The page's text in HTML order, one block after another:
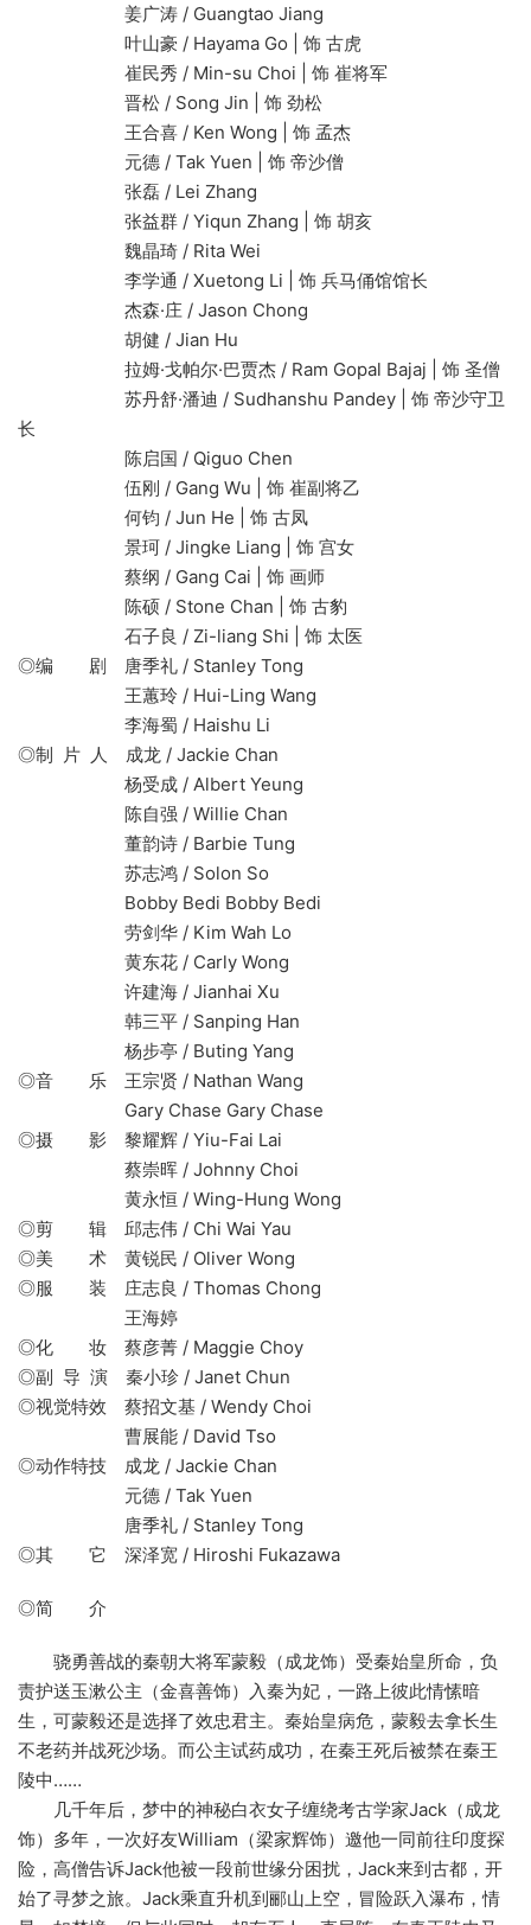
姜广涛 / Guangtao Jiang
叶山豪 / Hayama Go | 饰 古虎
崔民秀 / Min-su Choi | 饰 崔将军
晋松 / Song Jin | 饰 劲松
王合喜 / Ken Wong | 饰 孟杰
元德 / Tak Yuen | 饰 帝沙僧
张磊 / Lei Zhang
张益群 / Yiqun Zhang | 饰 胡亥
魏晶琦 / Rita Wei
李学通 / Xuetong Li | 饰 兵马俑馆馆长
杰森·庄 / Jason Chong
胡健 / Jian Hu
拉姆·戈帕尔·巴贾杰 / Ram Gopal Bajaj | 饰 圣僧
苏丹舒·潘迪 / Sudhanshu Pandey | 饰 帝沙守卫
长
陈启国 / Qiguo Chen
伍刚 / Gang Wu | 饰 崔副将乙
何钧 / Jun He | 饰 古凤
景珂 / Jingke Liang | 饰 宫女
蔡纲 / Gang Cai | 饰 画师
陈硕 / Stone Chan | 饰 古豹
石子良 / Zi-liang Shi | 饰 太医
◎编 剧 唐季礼 / Stanley Tong
王蕙玲 / Hui-Ling Wang
李海蜀 / Haishu Li
◎制 片 人 成龙 / Jackie Chan
杨受成 / Albert Yeung
陈自强 / Willie Chan
董韵诗 / Barbie Tung
苏志鸿 / Solon So
Bobby Bedi Bobby Bedi
劳剑华 / Kim Wah Lo
黄东花 / Carly Wong
许建海 / Jianhai Xu
韩三平 / Sanping Han
杨步亭 / Buting Yang
◎音 乐 王宗贤 / Nathan Wang
Gary Chase Gary Chase
◎摄 影 黎耀辉 / Yiu-Fai Lai
蔡崇晖 / Johnny Choi
黄永恒 / Wing-Hung Wong
◎剪 辑 邱志伟 / Chi Wai Yau
◎美 术 黄锐民 / Oliver Wong
◎服 装 庄志良 / Thomas Chong
王海婷
◎化 妆 蔡彦菁 / Maggie Choy
◎副 导 演 秦小珍 / Janet Chun
◎视觉特效 蔡招文基 / Wendy Choi
曹展能 / David Tso
◎动作特技 成龙 / Jackie Chan
元德 / Tak Yuen
唐季礼 / Stanley Tong
◎其 它 深泽宽 / Hiroshi Fukazawa
◎简 介
骁勇善战的秦朝大将军蒙毅（成龙饰）受秦始皇所命，负
责护送玉漱公主（金喜善饰）入秦为妃，一路上彼此情愫暗
生，可蒙毅还是选择了效忠君主。秦始皇病危，蒙毅去拿长生
不老药并战死沙场。而公主试药成功，在秦王死后被禁在秦王
陵中……
几千年后，梦中的神秘白衣女子缠绕考古学家Jack（成龙
饰）多年，一次好友William（梁家辉饰）邀他一同前往印度探
险，高僧告诉Jack他被一段前世缘分困扰，Jack来到古都，开
始了寻梦之旅。Jack乘直升机到郦山上空，冒险跃入瀑布，情